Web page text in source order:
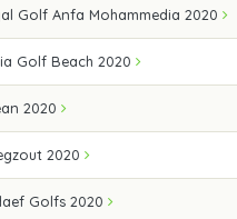
Golf Anfa Mohammedia 2020
Golf Beach 2020
2020
2020
Golfs 2020